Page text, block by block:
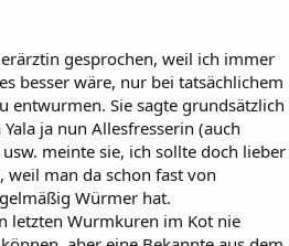
gesprochen, weil ich immer
besser wäre, nur bei tatsächlichem
entwurmen. Sie sagte grundsätzlich
ja nun Allesfresserin (auch
meinte sie, ich sollte doch lieber
man da schon fast von
Würmer hat.
letzten Wurmkuren im Kot nie